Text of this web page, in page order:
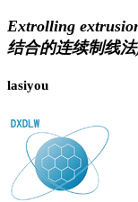
Extrolling
结合的连续制线
lasiyou